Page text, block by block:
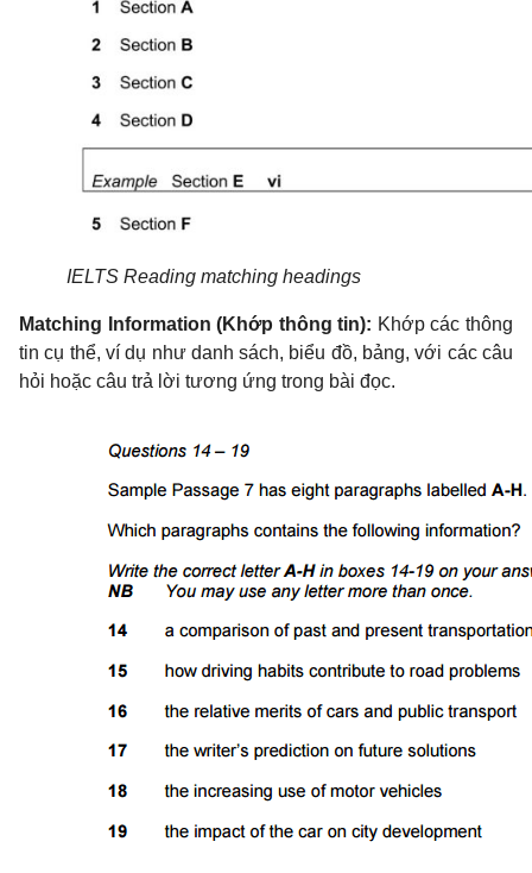
IELTS Reading matching headings
Matching Information (Khớp thông tin): Khớp các thông
tin cụ thể, ví dụ như danh sách, biểu đồ, bảng, với các câu
hỏi hoặc câu trả lời tương ứng trong bài đọc.